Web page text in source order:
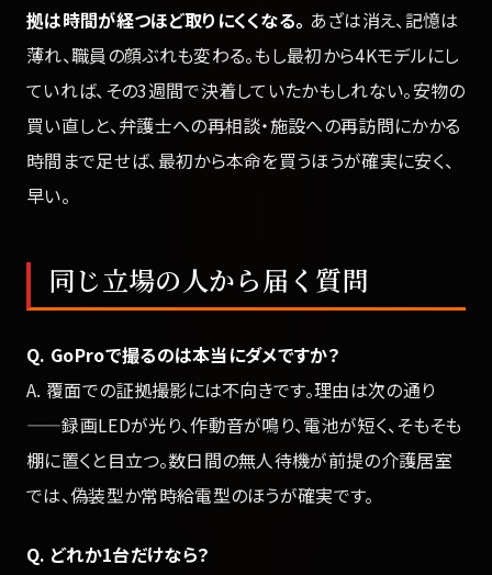
拠は時間が経つほど取りにくくなる。 あざは消え、記憶は
薄れ、職員の顔ぶれも変わる。もし最初から4Kモデルにし
ていれば、その3週間で決着していたかもしれない。安物の
買い直しと、弁護士への再相談・施設への再訪問にかかる
時間まで足せば、最初から本命を買うほうが確実に安く、
早い。
同じ立場の人から届く質問
Q. GoProで撮るのは本当にダメですか？
A. 覆面での証拠撮影には不向きです。理由は次の通り
——録画LEDが光り、作動音が鳴り、電池が短く、そもそも
棚に置くと目立つ。数日間の無人待機が前提の介護居室
では、偽装型か常時給電型のほうが確実です。
Q. どれか1台だけなら？